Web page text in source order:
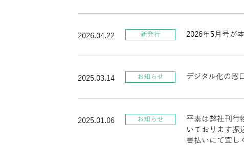
2026.04.22 新発行 2026年5月号が
2025.03.14 お知らせ デジタル化の窓
2025.01.06 お知らせ
平素は弊社刊⾏
いております振
書払いにて宜し